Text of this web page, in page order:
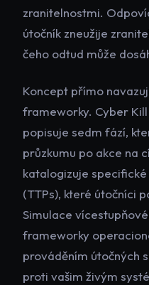
zranitelnostmi.
útočník zneužije
čeho odtud může
Koncept přímo
frameworky. Cyber
popisuje sedm fází,
průzkumu po akce na
katalogizuje
(TTPs), které útočníci
Simulace
frameworky
prováděním útočných
proti vašim živým